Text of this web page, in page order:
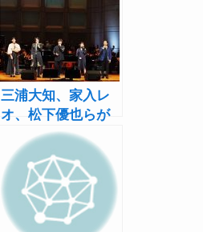
三浦大知、家入レ
オ、松下優也らが
朗読と歌で表現す
る『蜜蜂と遠雷』
の世界！舞台写真
到着